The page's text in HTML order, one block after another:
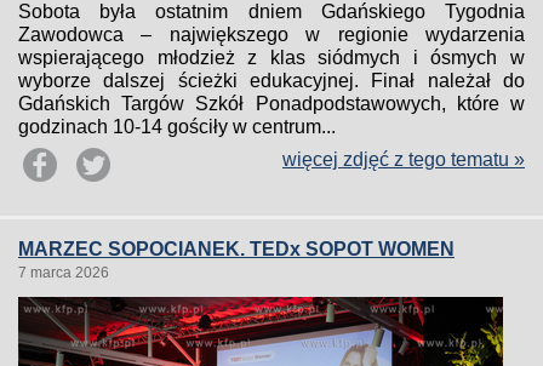
Sobota była ostatnim dniem Gdańskiego Tygodnia
Zawodowca – największego w regionie wydarzenia
wspierającego młodzież z klas siódmych i ósmych w
wyborze dalszej ścieżki edukacyjnej. Finał należał do
Gdańskich Targów Szkół Ponadpodstawowych, które w
godzinach 10-14 gościły w centrum...
więcej zdjęć z tego tematu »
MARZEC SOPOCIANEK. TEDx SOPOT WOMEN
7 marca 2026